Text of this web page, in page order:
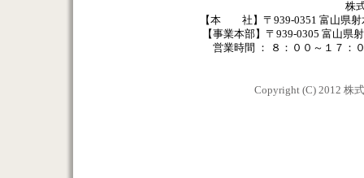
株
【本 社】〒939-0351 富山県射
【事業本部】〒939-0305 富山県
営業時間 ： ８：００～１７：
Copyright (C) 2012 株